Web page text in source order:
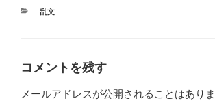
カ
乱文
コメントを残す
メールアドレスが公開されることはありま